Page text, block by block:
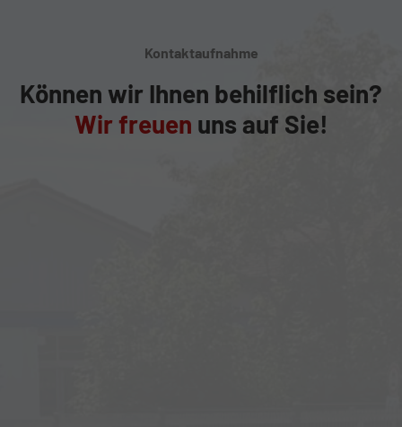
Kontaktaufnahme
Können wir Ihnen behilflich sein?
Wir freuen uns auf Sie!